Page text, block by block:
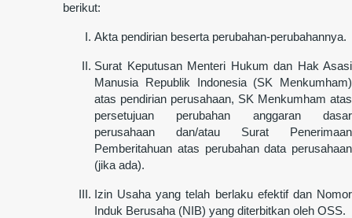
berikut:
Akta pendirian beserta perubahan-perubahannya.
Surat Keputusan Menteri Hukum dan Hak Asasi
Manusia Republik Indonesia (SK Menkumham)
atas pendirian perusahaan, SK Menkumham atas
persetujuan perubahan anggaran dasar
perusahaan dan/atau Surat Penerimaan
Pemberitahuan atas perubahan data perusahaan
(jika ada).
Izin Usaha yang telah berlaku efektif dan Nomor
Induk Berusaha (NIB) yang diterbitkan oleh OSS.